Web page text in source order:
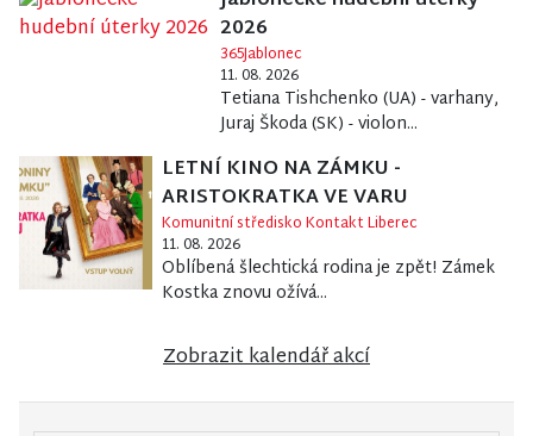
2026
365Jablonec
11. 08. 2026
Tetiana Tishchenko (UA) - varhany,
Juraj Škoda (SK) - violon...
LETNÍ KINO NA ZÁMKU -
ARISTOKRATKA VE VARU
Komunitní středisko Kontakt Liberec
11. 08. 2026
Oblíbená šlechtická rodina je zpět! Zámek
Kostka znovu ožívá...
Zobrazit kalendář akcí